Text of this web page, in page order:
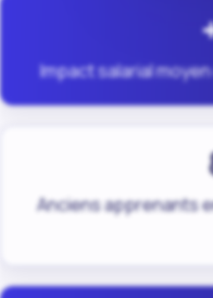
Impact salarial
Anciens apprenants